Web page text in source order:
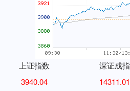
上证指数
3940.04
深证成指
14311.01